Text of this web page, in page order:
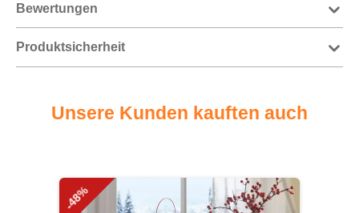
Bewertungen
Produktsicherheit
Unsere Kunden kauften auch
Produktgalerie überspringen
-48%